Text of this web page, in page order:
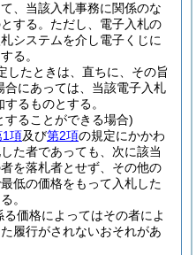
、当該入札事務に関係のな
する。ただし、電子入札の
システムを介し電子くじに
る。
したときは、直ちに、その旨
合にあっては、当該電子入札
るものとする。
ることができる場合)
1項及び第2項の規定にかかわ
た者であっても、次に該当
を落札者とせず、その他の
低の価格をもって入札した
。
価格によってはその者によ
履行がされないおそれがあ